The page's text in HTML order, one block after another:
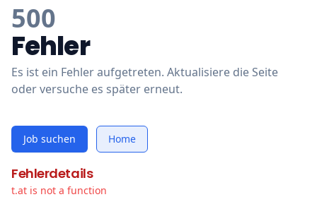
500
Fehler
Es ist ein Fehler aufgetreten. Aktualisiere die Seite
oder versuche es später erneut.
Job suchen Home
Fehlerdetails
t.at is not a function